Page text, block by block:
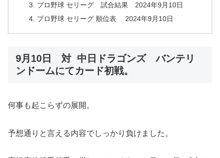
プロ野球 セリーグ 試合結果 2024年9月10日
プロ野球 セリーグ 順位表 2024年9月10日
9月10日 対 中日ドラゴンズ バンテリ
ンドームにてカード初戦。
何事も起こらずの展開。
予想通りと言える内容でしっかり負けました。